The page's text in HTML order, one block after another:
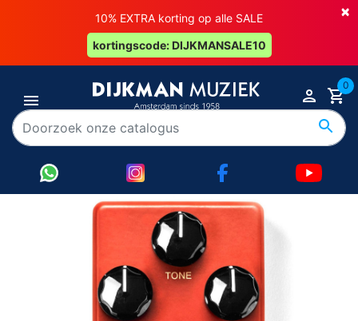
×
10% EXTRA korting op alle SALE
kortingscode: DIJKMANSALE10
0